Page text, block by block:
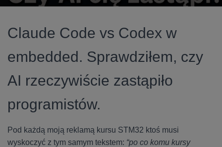
Claude Code vs Codex w
embedded. Sprawdziłem, czy
AI rzeczywiście zastąpiło
programistów.
Pod każdą moją reklamą kursu STM32 ktoś musi
wyskoczyć z tym samym tekstem: “po co komu kursy